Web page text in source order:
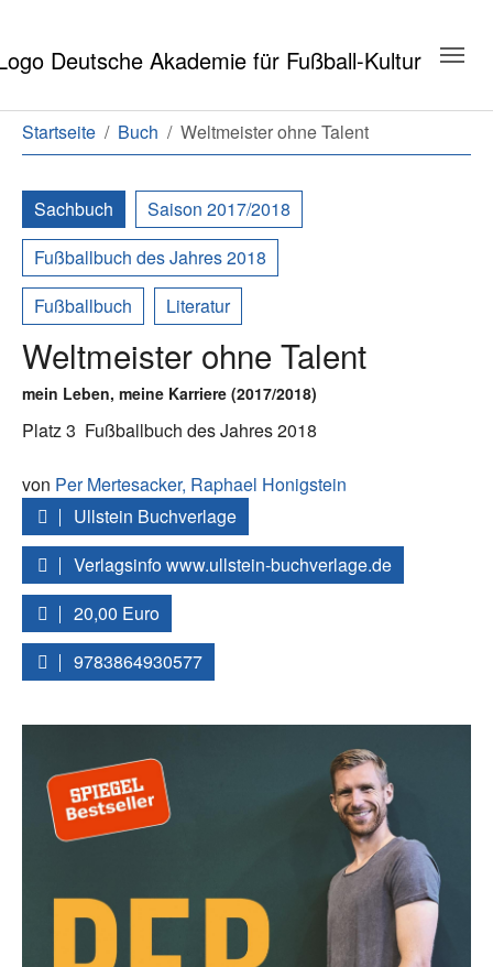
Sie sind hier:
Startseite Buch Weltmeister ohne Talent
Sachbuch
Saison 2017/2018
Fußballbuch des Jahres 2018
Fußballbuch
Literatur
Weltmeister ohne Talent
mein Leben, meine Karriere (2017/2018)
Platz 3 Fußballbuch des Jahres 2018
von Per Mertesacker, Raphael Honigstein
Ullstein Buchverlage
Verlagsinfo www.ullstein-buchverlage.de
20,00 Euro
9783864930577